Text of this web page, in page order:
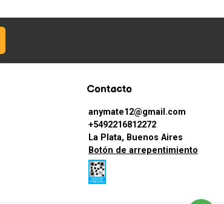
Contacto
anymate12@gmail.com
+5492216812272
La Plata, Buenos Aires
Botón de arrepentimiento